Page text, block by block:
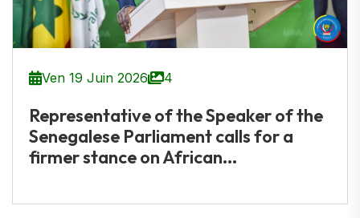
Ven 19 Juin 2026 4
Representative of the Speaker of the
Senegalese Parliament calls for a
firmer stance on African...